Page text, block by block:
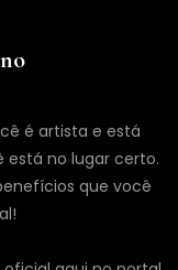
é artista e está
está no lugar certo.
que você